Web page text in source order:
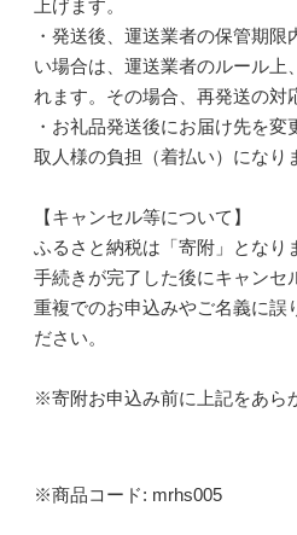
上げます。
・発送後、運送業者の保管期
い場合は、運送業者のルール上
れます。その場合、再発送の対
・お礼品発送後にお届け先を
取人様の負担（着払い）になり
【キャンセル等について】
ふるさと納税は「寄附」となり
手続きが完了した後にキャンセ
重複でのお申込みやご名義に誤
ださい。
※寄附お申込み前に上記をあら
※商品コード: mrhs005